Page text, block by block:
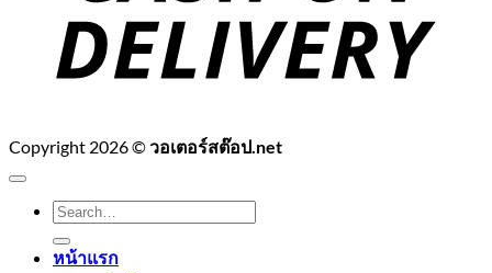
Copyright 2026 ©วอเตอร์สต๊อป.net
Search
for:
หน้าแรก